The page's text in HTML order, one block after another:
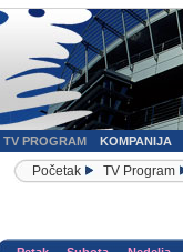
TV PROGRAM KOMPANIJA
Početak TV Program